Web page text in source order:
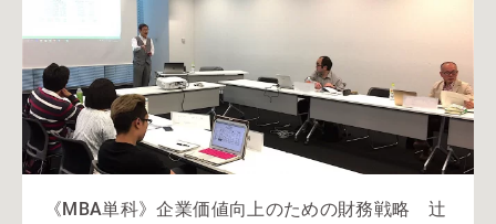
《MBA単科》企業価値向上のための財務戦略 辻